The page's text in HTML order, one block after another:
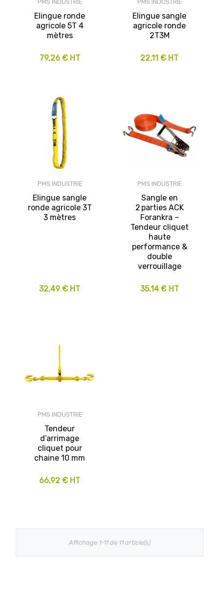
PMS INDUSTRIE
Elingue ronde
agricole 5T 4
mètres
79,26 € HT
PMS INDUSTRIE
Elingue sangle
agricole ronde
2T3M
22,11 € HT
PMS INDUSTRIE
Elingue sangle
ronde agricole 3T
3 mètres
32,49 € HT
PMS INDUSTRIE
Sangle en
2 parties ACK
Forankra –
Tendeur cliquet
haute
performance &
double
verrouillage
35,14 € HT
PMS INDUSTRIE
Tendeur
d’arrimage
cliquet pour
chaine 10 mm
66,92 € HT
Affichage 1-11 de 11 article(s)